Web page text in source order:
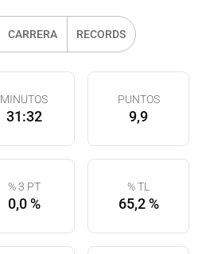
CARRERA RECORDS
MINUTOS
31:32
PUNTOS
9,9
% 3 PT
0,0 %
% TL
65,2 %